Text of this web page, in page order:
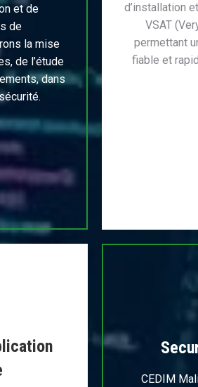
et de
de
la mise
de l’étude
dans
d’installation
VSAT
permettant
fiable et
CEDIM